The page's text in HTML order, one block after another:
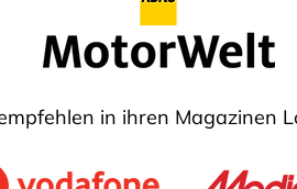
in ihren Magazinen